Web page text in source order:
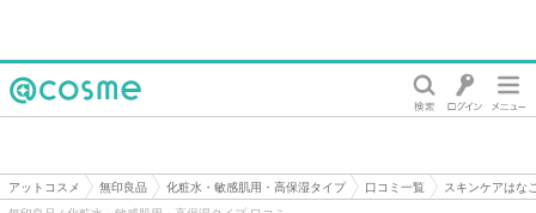
アットコスメ 無印良品 化粧水・敏感肌用・高保湿タイプ 口コミ一覧
スキンケアはな